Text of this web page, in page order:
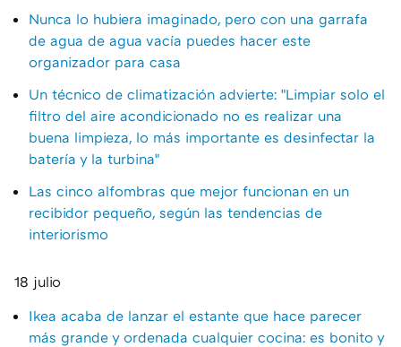
Nunca lo hubiera imaginado, pero con una garrafa
de agua de agua vacía puedes hacer este
organizador para casa
Un técnico de climatización advierte: "Limpiar solo el
filtro del aire acondicionado no es realizar una
buena limpieza, lo más importante es desinfectar la
batería y la turbina"
Las cinco alfombras que mejor funcionan en un
recibidor pequeño, según las tendencias de
interiorismo
18 julio
Ikea acaba de lanzar el estante que hace parecer
más grande y ordenada cualquier cocina: es bonito y